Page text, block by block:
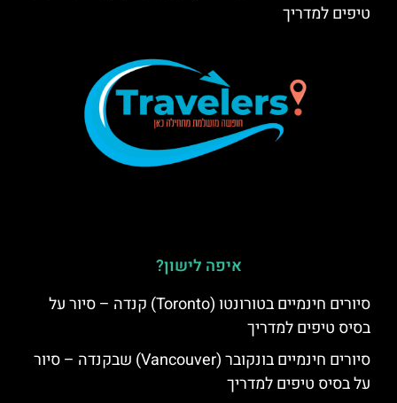
טיפים למדריך
איפה לישון?
סיורים חינמיים בטורונטו (Toronto) קנדה – סיור על
בסיס טיפים למדריך
סיורים חינמיים בונקובר (Vancouver) שבקנדה – סיור
על בסיס טיפים למדריך